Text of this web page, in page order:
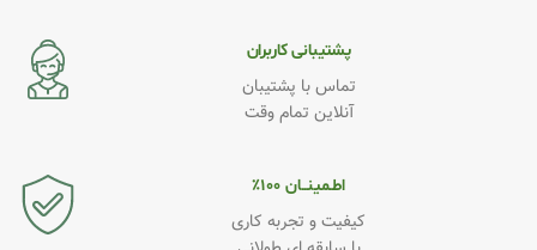
پشتیبانی کاربران
تماس با پشتیبان
آنلاین تمام وقت
اطـمینــان ۱۰۰٪
کیفیت و تجربه کاری